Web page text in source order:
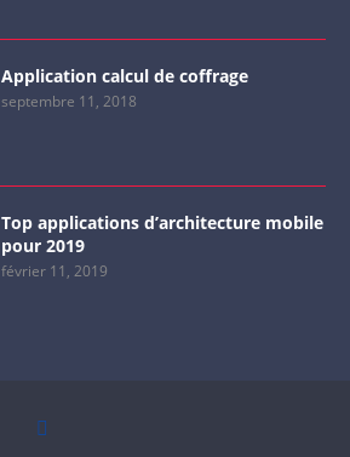
Application calcul de coffrage
septembre 11, 2018
Top applications d’architecture mobile
pour 2019
février 11, 2019